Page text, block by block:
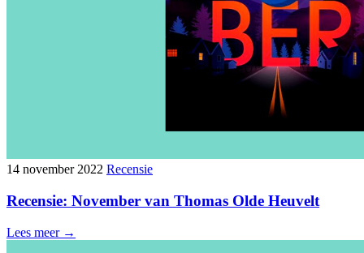
14 november 2022 Recensie
Recensie: November van Thomas Olde Heuvelt
Lees meer →